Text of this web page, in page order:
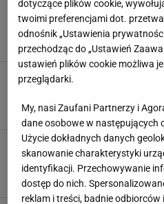
inteligentnych
legowiska
KOT KOTY PIES PSY
MIESZKANIE PIES PSY
Kuna domowa
ADAM WAJRAK
dotyczące plików cookie,
twoimi preferencjami dot.
odnośnik „Ustawienia
przechodząc do „Ustawień
ustawień plików cookie możliwa
przeglądarki.
My, nasi Zaufani Partnerzy i
dane osobowe w następujących
Użycie dokładnych danych
skanowanie charakterystyki
identyfikacji. Przechowywanie
dostęp do nich.
reklam i treści, badnie odbiorców